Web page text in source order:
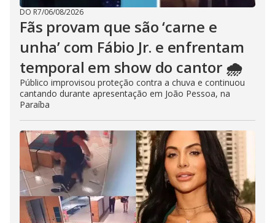
DO R7/06/08/2026
Fãs provam que são ‘carne e
unha’ com Fábio Jr. e enfrentam
temporal em show do cantor 🌧️
Público improvisou proteção contra a chuva e continuou
cantando durante apresentação em João Pessoa, na
Paraíba